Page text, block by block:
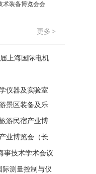
术装备博览会会
更多 >
上海国际电机
仪器及实验室
景区装备及乐
游民宿产业博
业博览会（长
事技术学术会议
际测量控制与仪